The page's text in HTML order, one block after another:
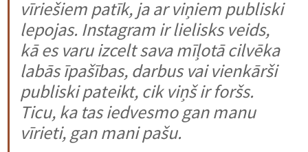
vīriešiem patīk, ja ar viņiem publiski
lepojas. Instagram ir lielisks veids,
kā es varu izcelt sava mīļotā cilvēka
labās īpašības, darbus vai vienkārši
publiski pateikt, cik viņš ir foršs.
Ticu, ka tas iedvesmo gan manu
vīrieti, gan mani pašu.